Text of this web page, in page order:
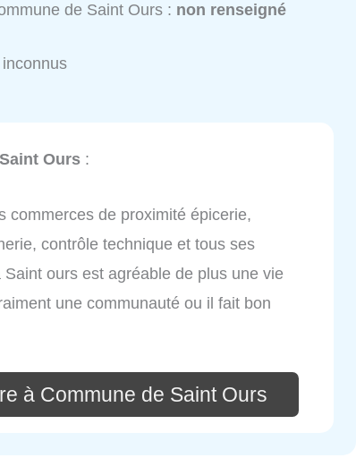
de Saint Ours : non renseigné
Ours :
commerces de proximité épicerie,
contrôle technique et tous ses
ours est agréable de plus une vie
une communauté ou il fait bon
à Commune de Saint Ours